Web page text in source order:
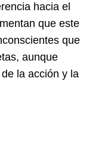
hacia el
que este
que
aunque
la acción y la